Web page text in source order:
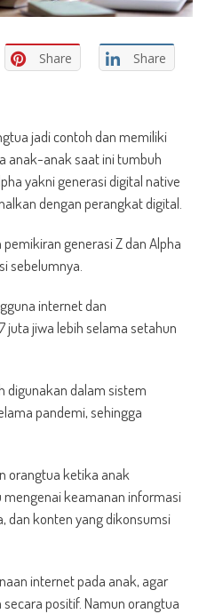
Share Share
jadi contoh dan memiliki
anak-anak saat ini tumbuh
yakni generasi digital native
dengan perangkat digital.
generasi Z dan Alpha
sebelumnya.
internet dan
jiwa lebih selama setahun
digunakan dalam sistem
pandemi, sehingga
orangtua ketika anak
keamanan informasi
dan konten yang dikonsumsi
internet pada anak, agar
positif. Namun orangtua